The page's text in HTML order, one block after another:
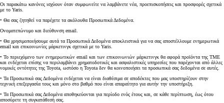
Οι παρακάτω κανόνες ισχύουν όταν συμφωνείτε να λαμβάνετε νέα, προεπισκοπήσεις και προσφορές σχετικά
με το Yaris.
• Θα σας ζητηθεί να παρέχετε τα ακόλουθα Προσωπικά Δεδομένα.
Ονοματεπώνυμο και διεύθυνση email.
• Θα χρησιμοποιήσουμε αυτά τα Προσωπικά Δεδομένα αποκλειστικά για να σας αποστέλλουμε ενημερωτικά
email και επικοινωνίες μάρκετινγκ σχετικά με το Yaris.
• Το περιεχόμενο των ενημερωτικών email και των επικοινωνιών μάρκετινγκ θα αφορά προϊόντα της TME
και ενδέχεται επίσης να περιλαμβάνει χρηματοδοτικές και ασφαλιστικές υπηρεσίες που παρέχονται από άλλες
νομικές οντότητες της Toyota, ωστόσο η Toyota δεν θα κοινοποιήσει τα προσωπικά σας δεδομένα σε αυτές.
• Τα Προσωπικά σας Δεδομένα ενδέχεται να είναι διαθέσιμα σε αποδέκτες που μας υποστηρίζουν στην
τεχνική επεξεργασία τους και μόνο στο βαθμό που είναι απαραίτητο για αυτήν την υποστήριξη.
• Τα Προσωπικά σας Δεδομένα αποθηκεύονται για περίοδο ενός έτους και, σε κάθε περίπτωση, έως ότου
αποσύρετε τη συγκατάθεσή σας.